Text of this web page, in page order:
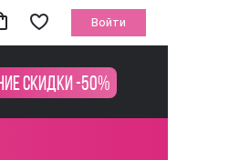
Войти
скидки -50%